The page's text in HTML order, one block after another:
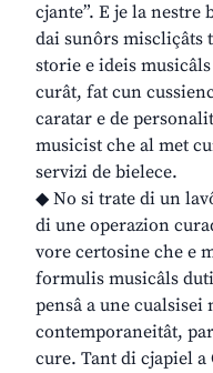
cjante”. E je la
dai sunôrs miscliçâts
storie e ideis
curât, fat cun
caratar e de
musicist che al met
servizi de bielece.
◆ No si trate di un
di une operazion
vore certosine che e
formulis musicâls
pensâ a une
contemporaneitât,
cure. Tant di cjapiel a